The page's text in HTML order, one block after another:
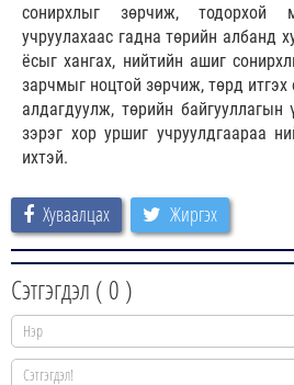
сонирхлыг зөрчиж, тодорхой
учруулахаас гадна төрийн албанд
ёсыг хангах, нийтийн ашиг
зарчмыг ноцтой зөрчиж, төрд итгэх
алдагдуулж, төрийн байгууллагын
зэрэг хор уршиг учруулдгаараа
ихтэй.
Хуваалцах Жиргэх
Сэтгэгдэл ( 0 )